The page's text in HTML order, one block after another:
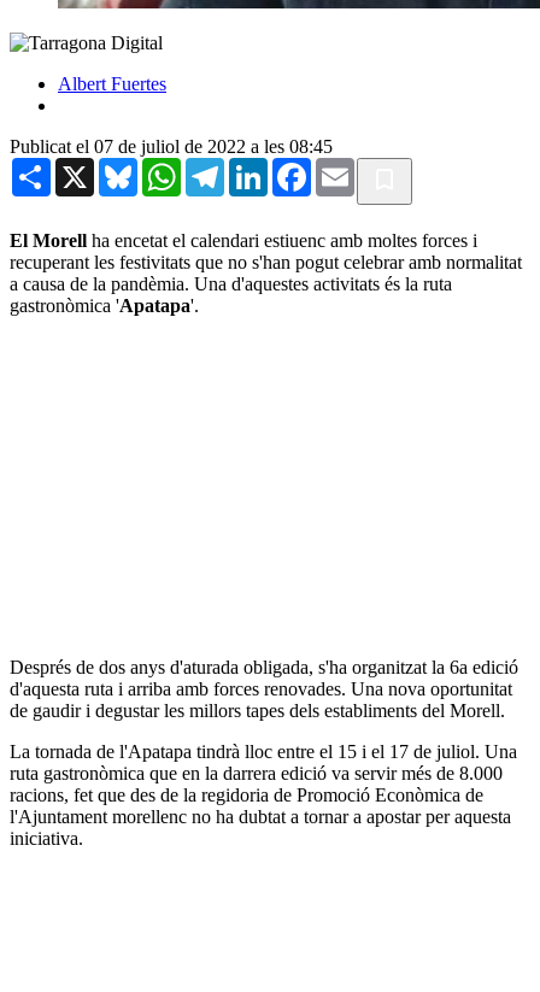
Albert Fuertes
Publicat el 07 de juliol de 2022 a les 08:45
Share X BlueskyWhatsAppTelegramLinkedInFacebook
Email
El Morell ha encetat el calendari estiuenc amb moltes forces i
recuperant les festivitats que no s'han pogut celebrar amb normalitat
a causa de la pandèmia. Una d'aquestes activitats és la ruta
gastronòmica 'Apatapa'.
Després de dos anys d'aturada obligada, s'ha organitzat la 6a edició
d'aquesta ruta i arriba amb forces renovades. Una nova oportunitat
de gaudir i degustar les millors tapes dels establiments del Morell.
La tornada de l'Apatapa tindrà lloc entre el 15 i el 17 de juliol. Una
ruta gastronòmica que en la darrera edició va servir més de 8.000
racions, fet que des de la regidoria de Promoció Econòmica de
l'Ajuntament morellenc no ha dubtat a tornar a apostar per aquesta
iniciativa.